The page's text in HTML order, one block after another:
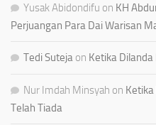
Yusak Abidondifu on KH
Perjuangan Para Dai Warisan
Tedi Suteja on Ketika Dilanda
Nur Imdah Minsyah on Ketika
Telah Tiada